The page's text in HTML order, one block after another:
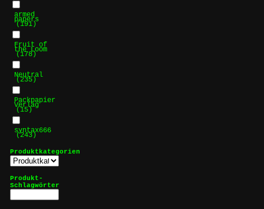
armed
papers
(191)
Fruit of
the Loom
(178)
Neutral
(235)
Packpapier
Verlag
(15)
syntax666
(243)
Produktkategorien
Produkt-
Schlagwörter